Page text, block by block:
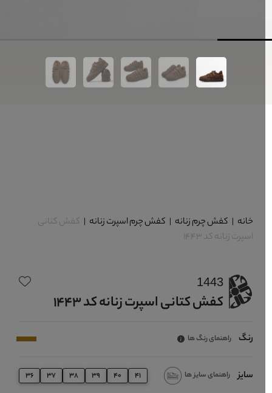
خانه | کفش چرم زنانه| کفش چرم اسپرت زنانه| کفش کتانی
اسپرت زنانه کد 1443
1443
کفش کتانی اسپرت زنانه کد 1443
رنگ راهنمای رنگ ها
سایز راهنمای سایز ها 36 37 38 39 40